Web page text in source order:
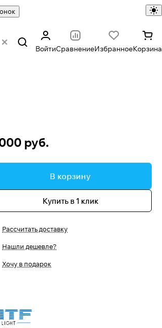
ВойтиСравнениеИзбранноеКорзина
руб.
В корзину
Купить в 1 клик
Рассчитать доставку
Нашли дешевле?
Хочу в подарок